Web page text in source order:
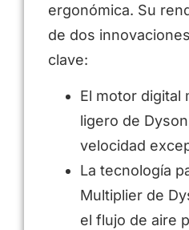
ergonómica. Su
de dos
clave:
El motor digital
ligero de
velocidad
La tecnología
Multiplier de
el flujo de aire